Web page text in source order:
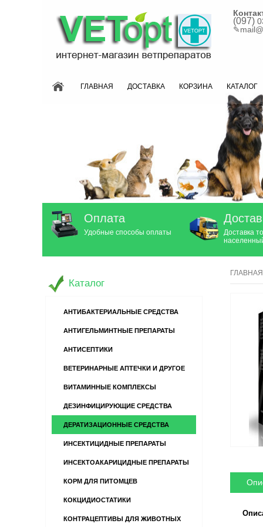
(097)
✎
ГЛАВНАЯ ДОСТАВКА КОРЗИНА КАТАЛОГ
Оплата
Удобные способы оплаты
Доставка
ГЛАВНАЯ
Каталог
АНТИБАКТЕРИАЛЬНЫЕ СРЕДСТВА
АНТИГЕЛЬМИНТНЫЕ ПРЕПАРАТЫ
АНТИСЕПТИКИ
ВЕТЕРИНАРНЫЕ АПТЕЧКИ И ДРУГОЕ
ВИТАМИННЫЕ КОМПЛЕКСЫ
ДЕЗИНФИЦИРУЮЩИЕ СРЕДСТВА
ДЕРАТИЗАЦИОННЫЕ СРЕДСТВА
ИНСЕКТИЦИДНЫЕ ПРЕПАРАТЫ
ИНСЕКТОАКАРИЦИДНЫЕ ПРЕПАРАТЫ
КОРМ ДЛЯ ПИТОМЦЕВ
КОКЦИДИОСТАТИКИ
КОНТРАЦЕПТИВЫ ДЛЯ ЖИВОТНЫХ